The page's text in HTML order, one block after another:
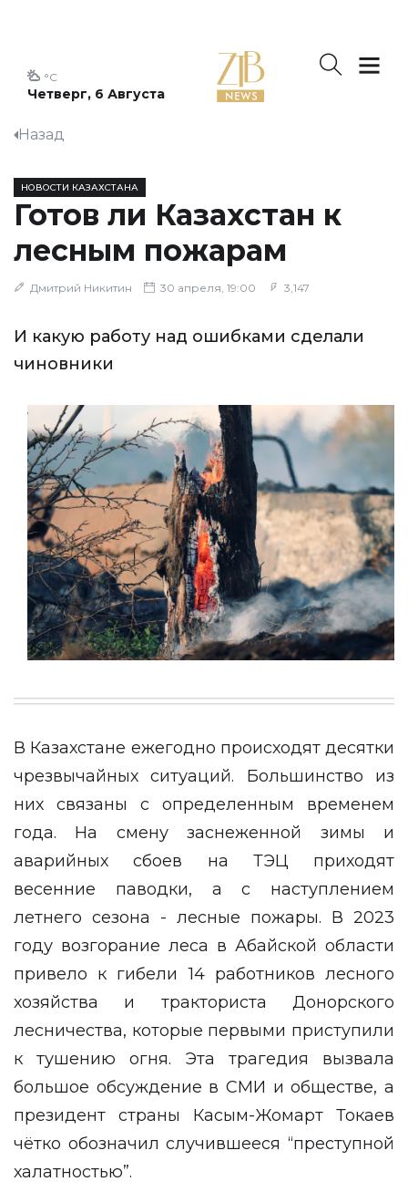
Четверг, 6 Августа
°C
Назад
НОВОСТИ КАЗАХСТАНА
Готов ли Казахстан к
лесным пожарам
Дмитрий Никитин 30 апреля, 19:00 3,147
И какую работу над ошибками сделали
чиновники
В Казахстане ежегодно происходят десятки
чрезвычайных ситуаций. Большинство из
них связаны с определенным временем
года. На смену заснеженной зимы и
аварийных сбоев на ТЭЦ приходят
весенние паводки, а с наступлением
летнего сезона - лесные пожары. В 2023
году возгорание леса в Абайской области
привело к гибели 14 работников лесного
хозяйства и тракториста Донорского
лесничества, которые первыми приступили
к тушению огня. Эта трагедия вызвала
большое обсуждение в СМИ и обществе, а
президент страны Касым-Жомарт Токаев
чётко обозначил случившееся “преступной
халатностью”.